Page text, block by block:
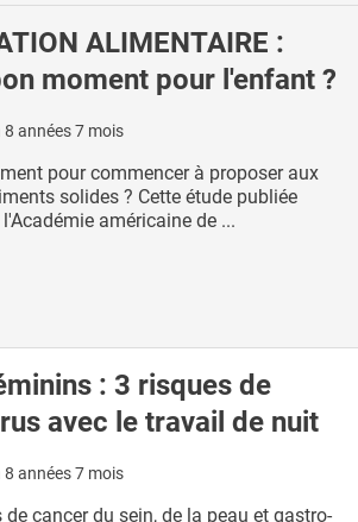
ALIMENTAIRE :
moment pour l'enfant ?
8 années 7 mois
pour commencer à proposer aux
solides ? Cette étude publiée
américaine de ...
: 3 risques de
avec le travail de nuit
8 années 7 mois
cancer du sein, de la peau et gastro-